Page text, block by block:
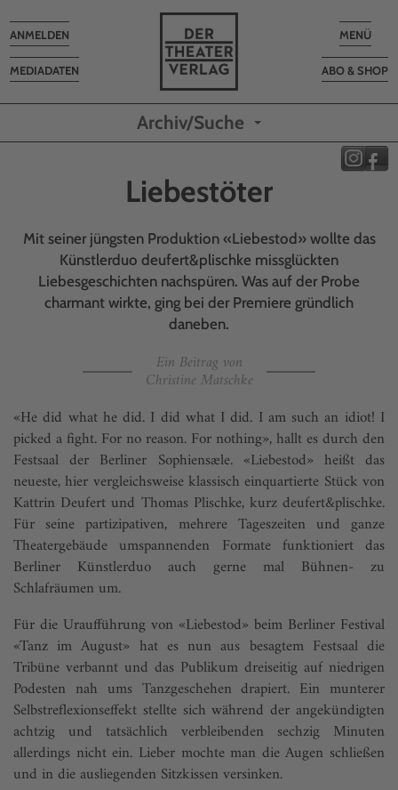
Toggle
MENÜ
ABO & SHOP
MEDIADATEN
Toggle
navigation
ANMELDEN
Archiv/Suche
Liebestöter
Mit seiner jüngsten Produktion «Liebestod» wollte das
Künstlerduo deufert&plischke missglückten
Liebesgeschichten nachspüren. Was auf der Probe
charmant wirkte, ging bei der Premiere gründlich
daneben.
Ein Beitrag von
Christine Matschke
«He did what he did. I did what I did. I am such an idiot! I
picked a fight. For no reason. For nothing», hallt es durch den
Festsaal der Berliner Sophiensæle. «Liebestod» heißt das
neueste, hier vergleichsweise klassisch einquartierte Stück von
Kattrin Deufert und Thomas Plischke, kurz deufert&plischke.
Für seine partizipativen, mehrere Tageszeiten und ganze
Theatergebäude umspannenden Formate funktioniert das
Berliner Künstlerduo auch gerne mal Bühnen- zu
Schlafräumen um.
Für die Uraufführung von «Liebestod» beim Berliner Festival
«Tanz im August» hat es nun aus besagtem Festsaal die
Tribüne verbannt und das Publikum dreiseitig auf niedrigen
Podesten nah ums Tanzgeschehen drapiert. Ein munterer
Selbstreflexionseffekt stellte sich während der angekündigten
achtzig und tatsächlich verbleibenden sechzig Minuten
allerdings nicht ein. Lieber mochte man die Augen schließen
und in die ausliegenden Sitzkissen versinken.